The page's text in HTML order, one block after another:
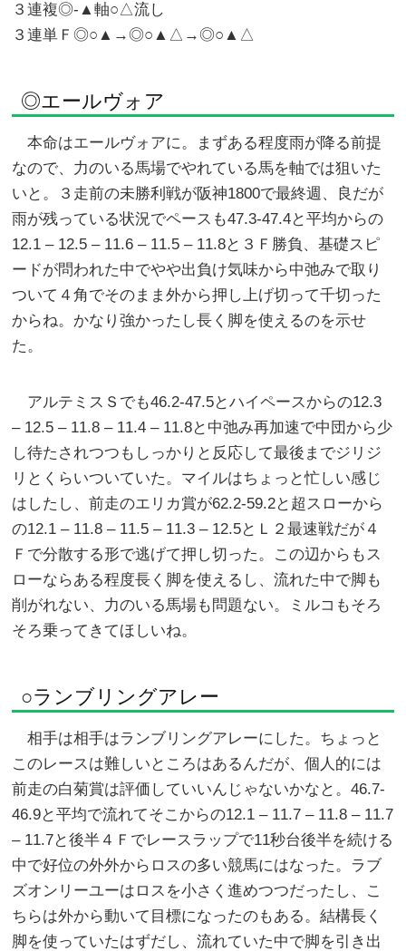
３連複◎-▲軸○△流し
３連単Ｆ◎○▲→◎○▲△→◎○▲△
◎エールヴォア
本命はエールヴォアに。まずある程度雨が降る前提
なので、力のいる馬場でやれている馬を軸では狙いた
いと。３走前の未勝利戦が阪神1800で最終週、良だが
雨が残っている状況でペースも47.3-47.4と平均からの
12.1 – 12.5 – 11.6 – 11.5 – 11.8と３Ｆ勝負、基礎スピ
ードが問われた中でやや出負け気味から中弛みで取り
ついて４角でそのまま外から押し上げ切って千切った
からね。かなり強かったし長く脚を使えるのを示せ
た。
アルテミスＳでも46.2-47.5とハイペースからの12.3
– 12.5 – 11.8 – 11.4 – 11.8と中弛み再加速で中団から少
し待たされつつもしっかりと反応して最後までジリジ
リとくらいついていた。マイルはちょっと忙しい感じ
はしたし、前走のエリカ賞が62.2-59.2と超スローから
の12.1 – 11.8 – 11.5 – 11.3 – 12.5とＬ２最速戦だが４
Ｆで分散する形で逃げて押し切った。この辺からもス
ローならある程度長く脚を使えるし、流れた中で脚も
削がれない、力のいる馬場も問題ない。ミルコもそろ
そろ乗ってきてほしいね。
○ランブリングアレー
相手は相手はランブリングアレーにした。ちょっと
このレースは難しいところはあるんだが、個人的には
前走の白菊賞は評価していいんじゃないかなと。46.7-
46.9と平均で流れてそこからの12.1 – 11.7 – 11.8 – 11.7
– 11.7と後半４Ｆでレースラップで11秒台後半を続ける
中で好位の外外からロスの多い競馬にはなった。ラブ
ズオンリーユーはロスを小さく進めつつだったし、こ
ちらは外から動いて目標になったのもある。結構長く
脚を使っていたはずだし、流れていた中で脚を引き出